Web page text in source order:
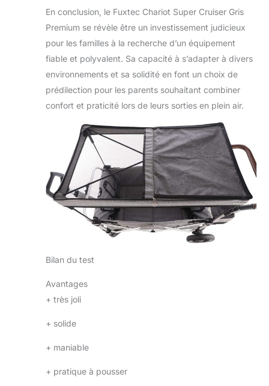
En conclusion, le Fuxtec Chariot Super Cruiser Gris
Premium se révèle être un investissement judicieux
pour les familles à la recherche d’un équipement
fiable et polyvalent. Sa capacité à s’adapter à divers
environnements et sa solidité en font un choix de
prédilection pour les parents souhaitant combiner
confort et praticité lors de leurs sorties en plein air.
Bilan du test
Avantages
+ très joli
+ solide
+ maniable
+ pratique à pousser